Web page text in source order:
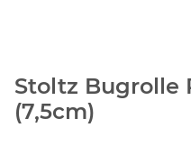
Stoltz Bugrolle
(7,5cm)